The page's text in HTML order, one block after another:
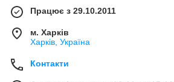
Працює з 29.10.2011
м. Харків
Харків, Україна
Контакти